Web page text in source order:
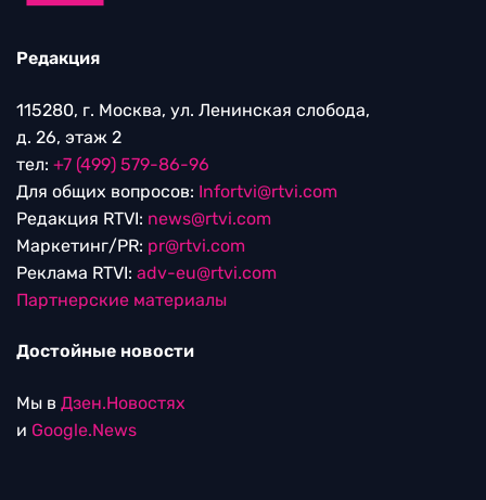
Редакция
115280, г. Москва, ул. Ленинская слобода,
д. 26, этаж 2
тел: +7 (499) 579-86-96
Для общих вопросов: Infortvi@rtvi.com
Редакция RTVI: news@rtvi.com
Маркетинг/PR: pr@rtvi.com
Реклама RTVI: adv-eu@rtvi.com
Партнерские материалы
Достойные новости
Мы в Дзен.Новостях
и Google.News